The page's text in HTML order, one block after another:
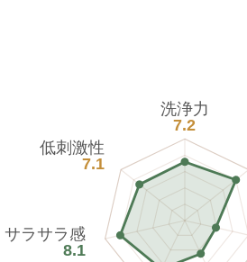
洗浄力
7.2
サラサラ感
8.1
低刺激性
7.1